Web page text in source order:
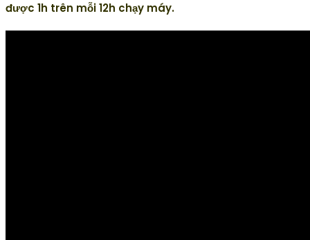
được 1h trên mỗi 12h chạy máy.